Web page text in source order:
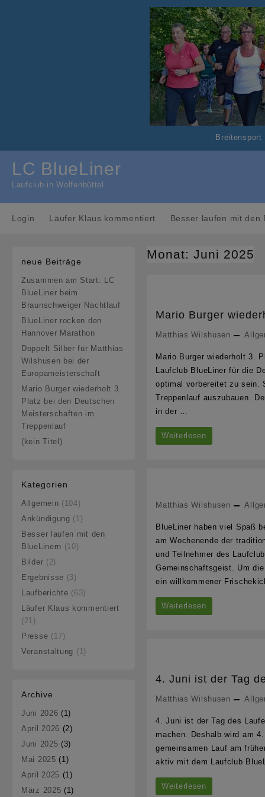
Breitensport
LC BlueLiner
Laufclub in Wolfenbüttel
Login Läufer Klaus kommentiert Besser laufen mit den
neue Beiträge
Zusammen am Start: LC
BlueLiner beim
Braunschweiger Nachtlauf
BlueLiner rocken den
Hannover Marathon
Doppelt Silber für Matthias
Wilshusen bei der
Europameisterschaft
Mario Burger wiederholt 3.
Platz bei den Deutschen
Meisterschaften im
Treppenlauf
(kein Titel)
Kategorien
Allgemein (104)
Ankündigung (1)
Besser laufen mit den
BlueLinern (10)
Bilder (2)
Ergebnisse (3)
Laufberichte (63)
Läufer Klaus kommentiert
(21)
Presse (17)
Veranstaltung (1)
Archive
Juni 2026 (1)
April 2026 (2)
Juni 2025 (3)
Mai 2025 (1)
April 2025 (1)
März 2025 (1)
Monat:Juni 2025
Mario Burger
Matthias Wilshusen
Mario Burger wiederholt 3.
Laufclub BlueLiner für die
optimal vorbereitet zu sein.
Treppenlauf auszubauen.
in der …
Mario
Platz
bei
den
Deutschen
Meisterschaften
im
Treppenlauf
Weiterlesen
Matthias Wilshusen
BlueLiner haben viel Spaß
am Wochenende der
und Teilnehmer des
Gemeinschaftsgeist. Um
ein willkommener
Weiterlesen
4. Juni ist der Tag
Matthias Wilshusen
4. Juni ist der Tag des
machen. Deshalb wird am
gemeinsamen Lauf am
aktiv mit dem Laufclub
4.
Weiterlesen